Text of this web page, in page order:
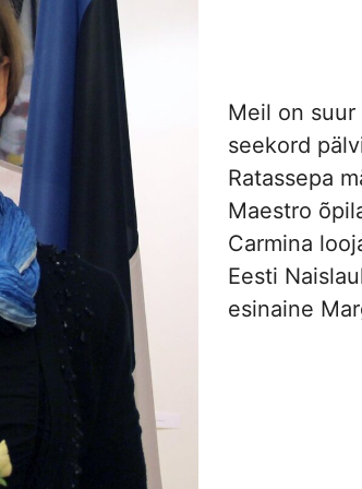
Meil on
seekord
Ratassepa
Maestro
Carmina
Eesti
esinaine